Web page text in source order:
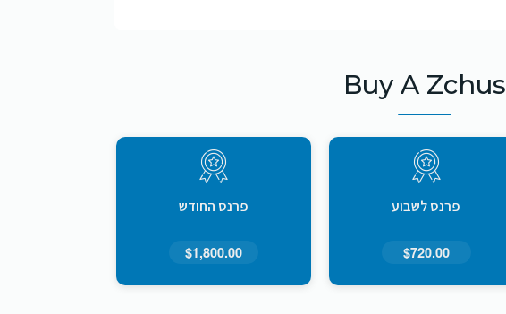
Buy A Zchus
פרנס לשבוע
$720.00
פרנס החודש
$1,800.00